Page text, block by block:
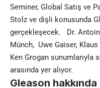
Seminer, Global Satış ve
Stolz ve dişli konusunda
gerçekleşecek. Dr.
Münch, Uwe Gaiser,
Ken Grogan sunumlarıyla
arasında yer alıyor.
Gleason hakkında